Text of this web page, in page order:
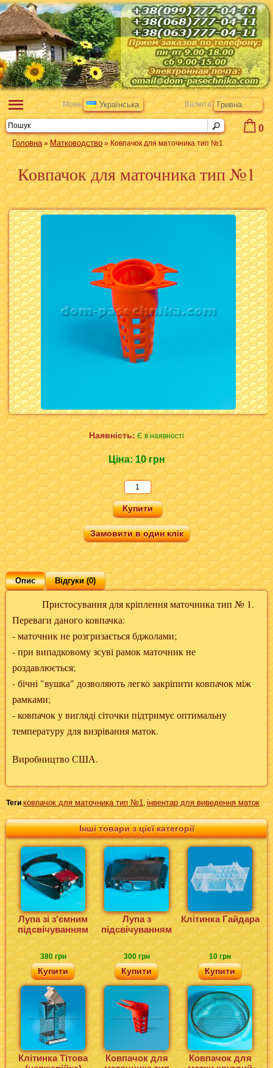
0
Мова Українська Валюта Гривна
Головна» Матководство » Ковпачок для маточника тип №1
Ковпачок для маточника тип №1
Наявність: Є в наявності
Ціна: 10 грн
Замовити в один клік
Опис Відгуки (0)
Пристосування для кріплення маточника тип № 1.
Переваги даного ковпачка:
- маточник не розгризається бджолами;
- при випадковому зсуві рамок маточник не
роздавлюється;
- бічні "вушка" дозволяють легко закріпити ковпачок між
рамками;
- ковпачок у вигляді сіточки підтримує оптимальну
температуру для визрівання маток.
Виробництво США.
Теги ковпачок для маточника тип №1, інвентар для виведення маток
Інші товари з цієї категорії
Лупа зі з'ємним
підсвічуванням
380 грн
Купити
Лупа з
підсвічуванням
300 грн
Купити
Клітинка Гайдара
10 грн
Купити
Клітинка Тітова
Ковпачок для
Ковпачок для